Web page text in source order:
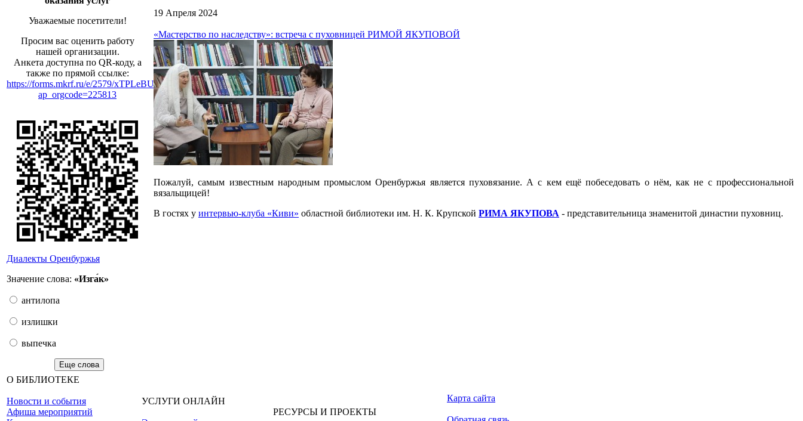
Уважаемые посетители!
Просим вас оценить работу
нашей организации.
Анкета доступна по QR-коду, а
также по прямой ссылке:
https://forms.mkrf.ru/e/2579/xTPLeBU7/?
ap_orgcode=225813
Диалекты Оренбуржья
Значение слова: «Изга́к»
антилопа
излишки
выпечка
Еще слова
19 Апреля 2024
«Мастерство по наследству»: встреча с пуховницей РИМОЙ ЯКУПОВОЙ
Пожалуй, самым известным народным промыслом Оренбуржья является пуховязание. А с кем ещё побеседовать о нём, как не с профессиональной
вязальщицей!
В гостях у интервью-клуба «Киви» областной библиотеки им. Н. К. Крупской РИМА ЯКУПОВА - представительница знаменитой династии пуховниц.
О БИБЛИОТЕКЕ
Новости и события
Афиша мероприятий
УСЛУГИ ОНЛАЙН
РЕСУРСЫ И ПРОЕКТЫ
Карта сайта